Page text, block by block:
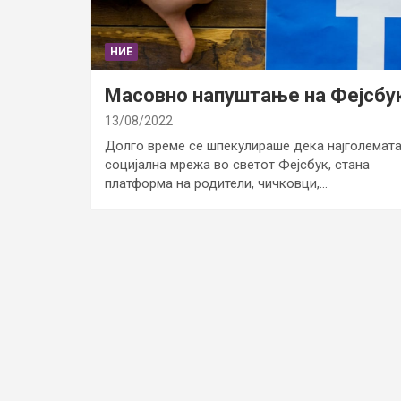
НИЕ
Масовно напуштање на
13/08/2022
Долго време се шпекулираше дека најголемата
социјална мрежа во светот Фејсбук, стана
платформа на родители, чичковци,…